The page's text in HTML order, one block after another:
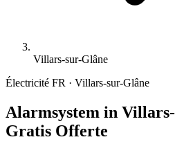
Villars-sur-Glâne
Électricité FR · Villars-sur-Glâne
Alarmsystem in
Gratis Offerte